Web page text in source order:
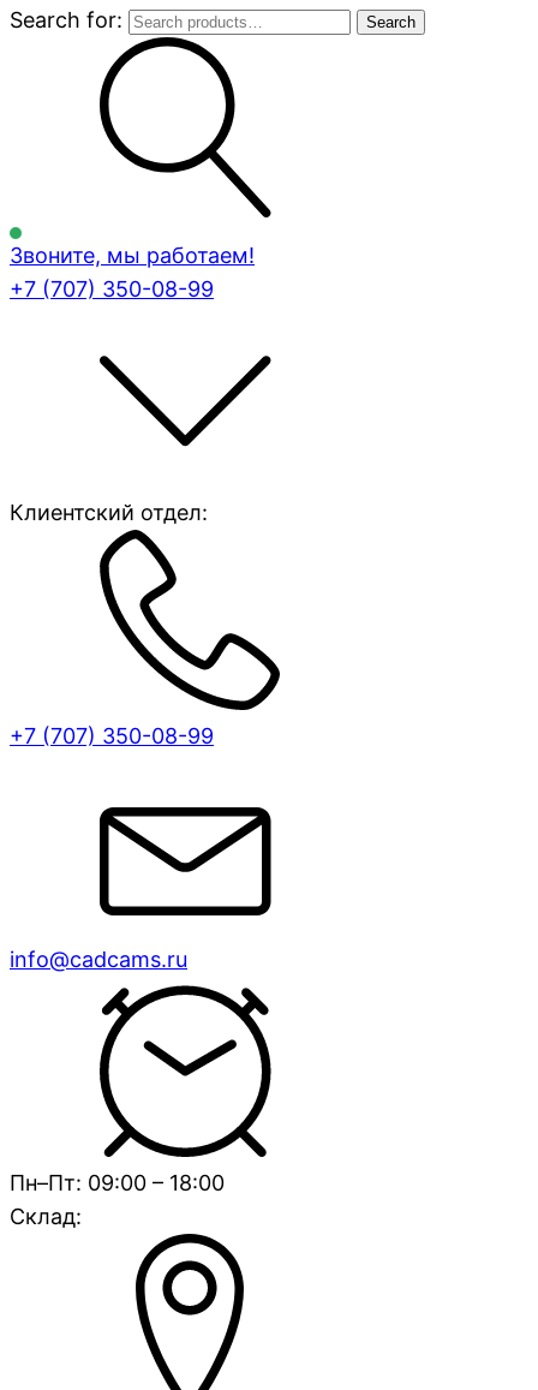
Search for:
Search
Звоните, мы работаем!
+7 (707) 350-08-99
Клиентский отдел:
+7 (707) 350-08-99
info@cadcams.ru
Пн–Пт: 09:00 – 18:00
Склад: